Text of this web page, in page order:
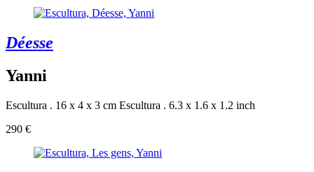
Déesse
Yanni
Escultura . 16 x 4 x 3 cm Escultura . 6.3 x 1.6 x 1.2 inch
290 €